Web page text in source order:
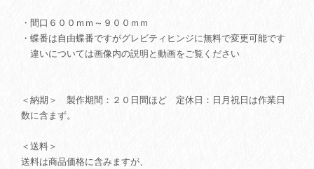
・間口６００ｍｍ～９００ｍｍ
・蝶番は自由蝶番ですがグレビティヒンジに無料で変更可能です
違いについては画像内の説明と動画をご覧ください
＜納期＞ 製作期間：２０日間ほど 定休日：日月祝日は作業日
数に含まず。
＜送料＞
送料は商品価格に含みますが、